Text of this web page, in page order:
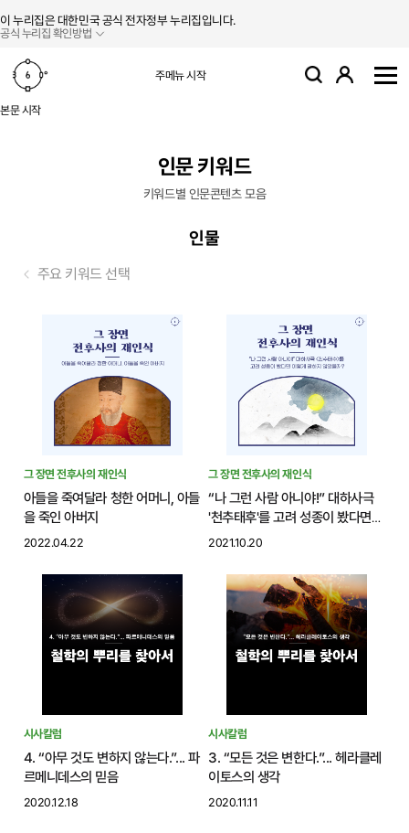
이 누리집은 대한민국 공식 전자정부 누리집입니다.
공식 누리집 확인방법
주메뉴 시작 검색 로그인
본문 시작
인문 키워드
키워드별 인문콘텐츠 모음
주요 키워드 선택
인물
그 장면 전후사의 재인식
아들을 죽여달라 청한 어머니, 아들
을 죽인 아버지
2022.04.22
그 장면 전후사의 재인식
“나 그런 사람 아니야!” 대하사극
'천추태후'를 고려 성종이 봤다면
이렇게 말하지 않았을까?
2021.10.20
시사칼럼
4. “아무 것도 변하지 않는다.”... 파
르메니데스의 믿음
2020.12.18
시사칼럼
3. “모든 것은 변한다.”... 헤라클레
이토스의 생각
2020.11.11